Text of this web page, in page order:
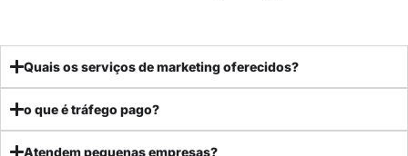
Quais os serviços de marketing oferecidos?
o que é tráfego pago?
Atendem pequenas empresas?